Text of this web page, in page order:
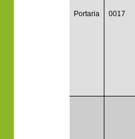
Portaria 0017